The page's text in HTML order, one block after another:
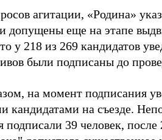
агитации, «Родина»
допущены еще на этапе
у 218 из 269 кандидатов
были подписаны до
на момент подписания
кандидатами на съезде.
подписали 39 человек,